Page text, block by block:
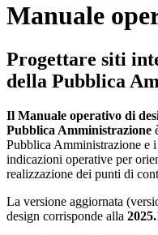
Manuale
Progettare siti
della Pubblica
Il Manuale operativo di
Pubblica Amministrazione
Pubblica Amministrazione e
indicazioni operative per
realizzazione dei punti di
La versione aggiornata
design corrisponde alla